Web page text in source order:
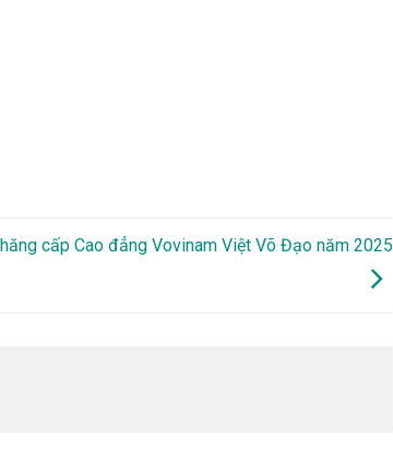
cấp Cao đẳng Vovinam Việt Võ Đạo năm 2025